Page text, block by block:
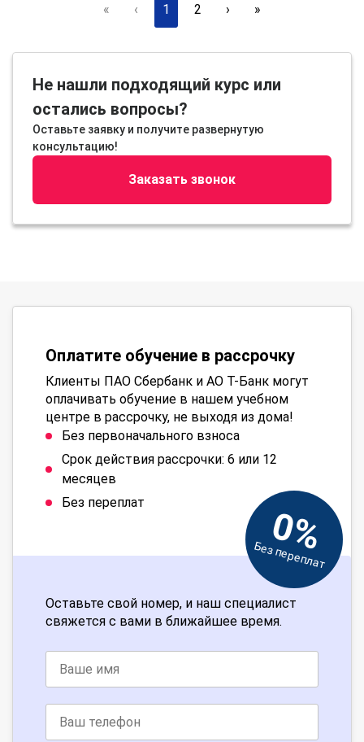
« ‹ 1 2 › »
Не нашли подходящий курс или
остались вопросы?
Оставьте заявку и получите развернутую
консультацию!
Заказать звонок
Оплатите обучение в рассрочку
Клиенты ПАО Сбербанк и АО Т-Банк могут
оплачивать обучение в нашем учебном
центре в рассрочку, не выходя из дома!
Без первоначального взноса
Срок действия рассрочки: 6 или 12
месяцев
Без переплат
0%
Без переплат
Оставьте свой номер, и наш специалист
свяжется с вами в ближайшее время.